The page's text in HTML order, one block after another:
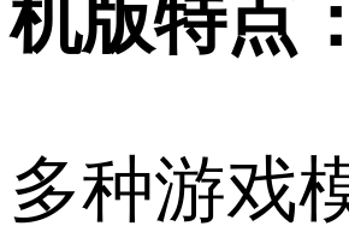
机版特点：
多种游戏